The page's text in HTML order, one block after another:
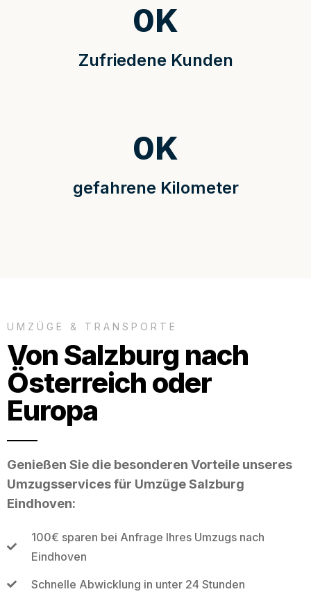
Zufriedene Kunden
0K
gefahrene Kilometer
0K
UMZÜGE & TRANSPORTE
Von Salzburg nach
Österreich oder
Europa
Genießen Sie die besonderen Vorteile unseres
Umzugsservices für Umzüge Salzburg
Eindhoven:
100€ sparen bei Anfrage Ihres Umzugs nach
Eindhoven
Schnelle Abwicklung in unter 24 Stunden